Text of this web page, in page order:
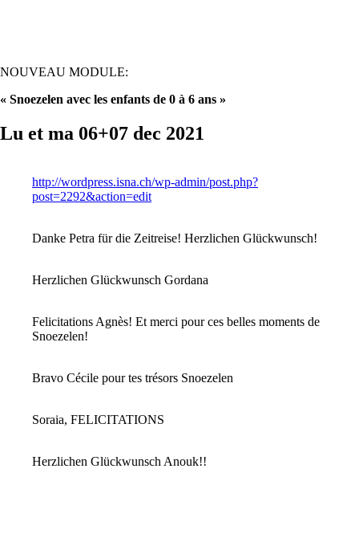
NOUVEAU MODULE:
« Snoezelen avec les enfants de 0 à 6 ans »
Lu et ma 06+07 dec 2021
http://wordpress.isna.ch/wp-admin/post.php?
post=2292&action=edit
Danke Petra für die Zeitreise! Herzlichen Glückwunsch!
Herzlichen Glückwunsch Gordana
Felicitations Agnès! Et merci pour ces belles moments de
Snoezelen!
Bravo Cécile pour tes trésors Snoezelen
Soraia, FELICITATIONS
Herzlichen Glückwunsch Anouk!!